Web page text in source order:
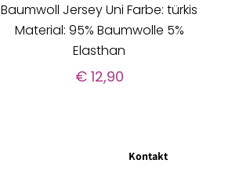
Baumwoll Jersey Uni Farbe: türkis
Material: 95% Baumwolle 5%
Elasthan
€12,90
Kontakt